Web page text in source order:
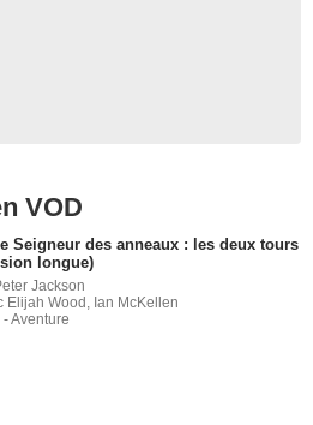
VOD
Seigneur des anneaux : les deux tours
longue)
Jackson
Elijah Wood, Ian McKellen
- Aventure